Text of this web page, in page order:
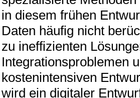
in diesem frühen
Daten häufig nicht
zu ineffizienten
Integrationsproblemen
kostenintensiven
wird ein digitaler